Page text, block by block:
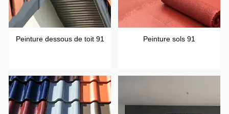
Peinture dessous de toit 91 Peinture sols 91